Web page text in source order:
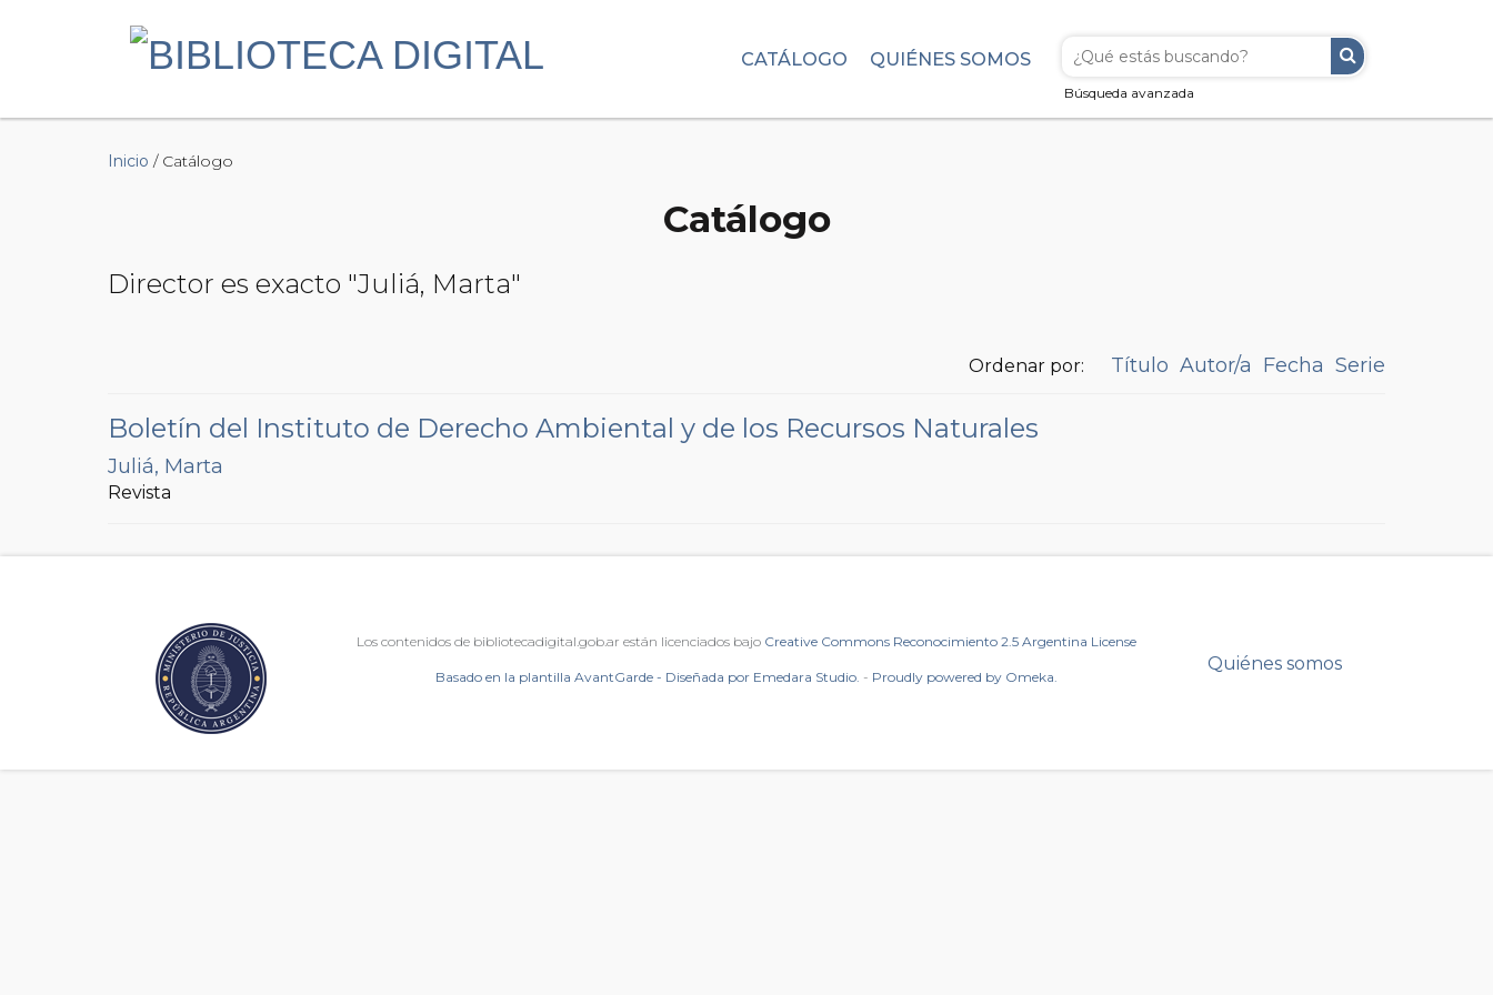
Búsqueda avanzada
CATÁLOGO QUIÉNES SOMOS
Inicio / Catálogo
Catálogo
Director es exacto "Juliá, Marta"
Ordenar por: Título Autor/a Fecha Serie
Boletín del Instituto de Derecho Ambiental y de los Recursos Naturales
Juliá, Marta
Revista
Los contenidos de bibliotecadigital.gob.ar están licenciados bajo Creative Commons Reconocimiento 2.5 Argentina License
Basado en la plantilla AvantGarde - Diseñada por Emedara Studio. - Proudly powered by Omeka.
Quiénes somos